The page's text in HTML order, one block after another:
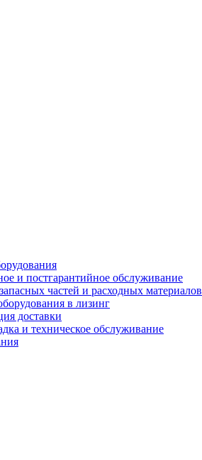
и постгарантийное обслуживание
частей и расходных материалов
в лизинг
доставки
и техническое обслуживание